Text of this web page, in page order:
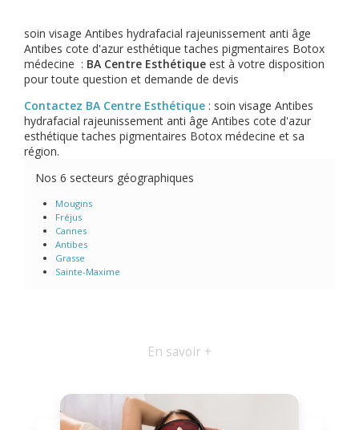
soin visage Antibes hydrafacial rajeunissement anti âge
Antibes cote d'azur esthétique taches pigmentaires Botox
médecine : BA Centre Esthétique est à votre disposition
pour toute question et demande de devis
Contactez BA Centre Esthétique : soin visage Antibes
hydrafacial rajeunissement anti âge Antibes cote d'azur
esthétique taches pigmentaires Botox médecine et sa
région.
Nos 6 secteurs géographiques
Mougins
Fréjus
Cannes
Antibes
Grasse
Sainte-Maxime
En savoir +